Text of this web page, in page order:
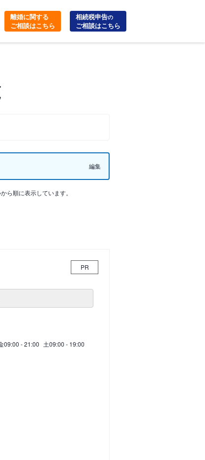
離婚に関する
ご相談はこちら
相続税申告の
ご相談はこちら
編集
ら順に表示しています。
PR
09:00 - 21:00 土09:00 - 19:00